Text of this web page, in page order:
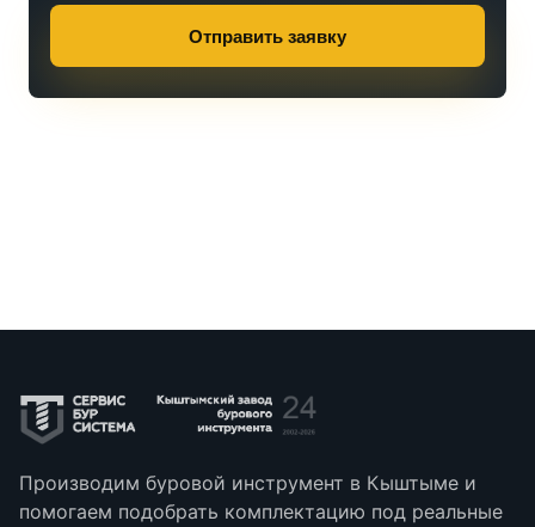
Отправить заявку
Производим буровой инструмент в Кыштыме и
помогаем подобрать комплектацию под реальные